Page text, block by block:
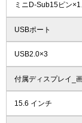
ミニD-Sub15ピン
USBポート
USB2.0×3
付属ディスプレイ_
15.6 インチ